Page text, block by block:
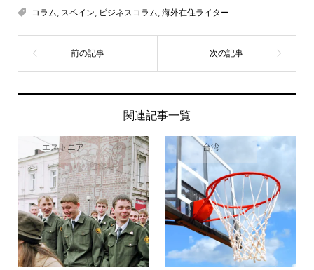
コラム, スペイン, ビジネスコラム, 海外在住ライター
関連記事一覧
エストニア 台湾